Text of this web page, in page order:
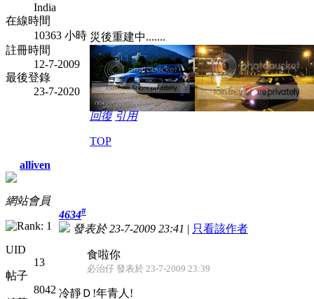
India
在線時間
10363 小時
註冊時間
12-7-2009
最後登錄
23-7-2020
災後重建中.......
回復 引用
TOP
alliven
網站會員
UID
13
帖子
8042
4634#
發表於 23-7-2009 23:41 | 只看該作者
食啦你
必治仔 發表於 23-7-2009 23:39
冷靜Ｄ!年青人!